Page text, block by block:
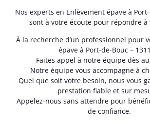
Nos experts en Enlèvement épave à
sont à votre écoute pour répondre à
À la recherche d’un professionnel pour
épave à Port-de-Bouc –
Faites appel à notre équipe dès
Notre équipe vous accompagne à
Quel que soit votre besoin, nous vous
prestation fiable et sur
Appelez-nous sans attendre pour
de confiance.